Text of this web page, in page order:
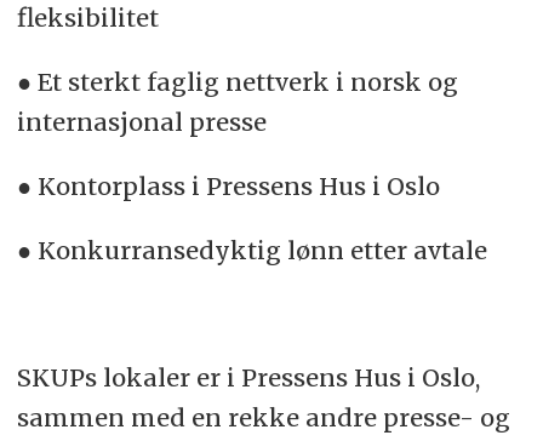
fleksibilitet
● Et sterkt faglig nettverk i norsk og
internasjonal presse
● Kontorplass i Pressens Hus i Oslo
● Konkurransedyktig lønn etter avtale
SKUPs lokaler er i Pressens Hus i Oslo,
sammen med en rekke andre presse- og